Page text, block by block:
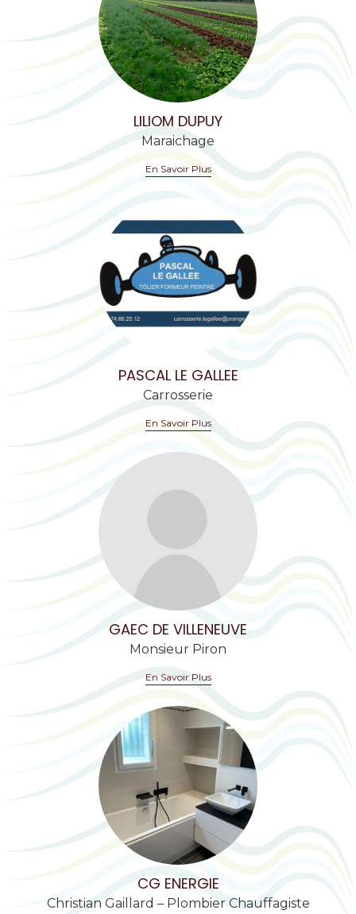
LILIOM DUPUY
Maraichage
En Savoir Plus
PASCAL LE GALLEE
Carrosserie
En Savoir Plus
GAEC DE VILLENEUVE
Monsieur Piron
En Savoir Plus
CG ENERGIE
Christian Gaillard – Plombier Chauffagiste